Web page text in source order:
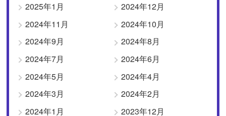
2025年1月
2024年12月
2024年11月
2024年10月
2024年9月
2024年8月
2024年7月
2024年6月
2024年5月
2024年4月
2024年3月
2024年2月
2024年1月
2023年12月